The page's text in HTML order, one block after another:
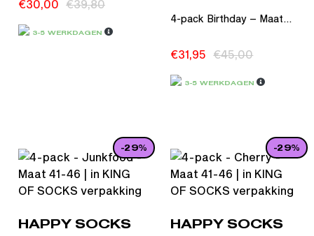
€30,00 €39,80
3-5 WERKDAGEN
4-pack Birthday – Maat...
€31,95 €45,00
3-5 WERKDAGEN
-29%
HAPPY SOCKS
-29%
HAPPY SOCKS